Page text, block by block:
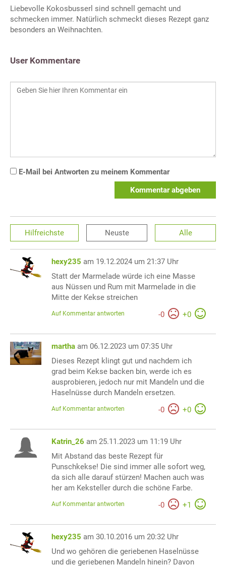
Liebevolle Kokosbusserl sind schnell gemacht und
schmecken immer. Natürlich schmeckt dieses Rezept ganz
besonders an Weihnachten.
User Kommentare
E-Mail bei Antworten zu meinem Kommentar
Kommentar abgeben
Hilfreichste Neuste Alle
hexy235 am 19.12.2024 um 21:37 Uhr
Statt der Marmelade würde ich eine Masse
aus Nüssen und Rum mit Marmelade in die
Mitte der Kekse streichen
-0 +0
Auf Kommentar antworten
martha am 06.12.2023 um 07:35 Uhr
Dieses Rezept klingt gut und nachdem ich
grad beim Kekse backen bin, werde ich es
ausprobieren, jedoch nur mit Mandeln und die
Haselnüsse durch Mandeln ersetzen.
-0 +0
Auf Kommentar antworten
Katrin_26 am 25.11.2023 um 11:19 Uhr
Mit Abstand das beste Rezept für
Punschkekse! Die sind immer alle sofort weg,
da sich alle darauf stürzen! Machen auch was
her am Keksteller durch die schöne Farbe.
-0 +1
Auf Kommentar antworten
hexy235 am 30.10.2016 um 20:32 Uhr
Und wo gehören die geriebenen Haselnüsse
und die geriebenen Mandeln hinein? Davon